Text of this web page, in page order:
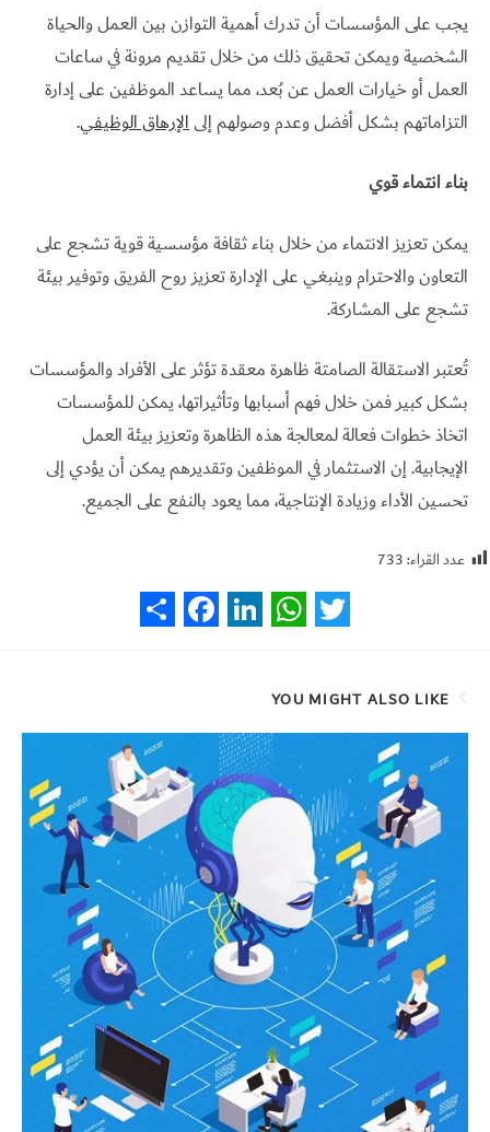
يجب على المؤسسات أن تدرك أهمية التوازن بين العمل والحياة
الشخصية ويمكن تحقيق ذلك من خلال تقديم مرونة في ساعات
العمل أو خيارات العمل عن بُعد، مما يساعد الموظفين على إدارة
التزاماتهم بشكل أفضل وعدم وصولهم إلىالإرهاق الوظيفي.
بناء انتماء قوي
يمكن تعزيز الانتماء من خلال بناء ثقافة مؤسسية قوية تشجع على
التعاون والاحترام وينبغي على الإدارة تعزيز روح الفريق وتوفير بيئة
تشجع على المشاركة.
تُعتبر الاستقالة الصامتة ظاهرة معقدة تؤثر على الأفراد والمؤسسات
بشكل كبير فمن خلال فهم أسبابها وتأثيراتها، يمكن للمؤسسات
اتخاذ خطوات فعالة لمعالجة هذه الظاهرة وتعزيز بيئة العمل
الإيجابية. إن الاستثمار في الموظفين وتقديرهم يمكن أن يؤدي إلى
تحسين الأداء وزيادة الإنتاجية، مما يعود بالنفع على الجميع.
عدد القراء:733
T
w
i
t
t
e
r
W
h
a
t
s
A
p
L
k
e
d
n
F
e
b
o
o
k
S
r
e
YOU MIGHT ALSO LIKE